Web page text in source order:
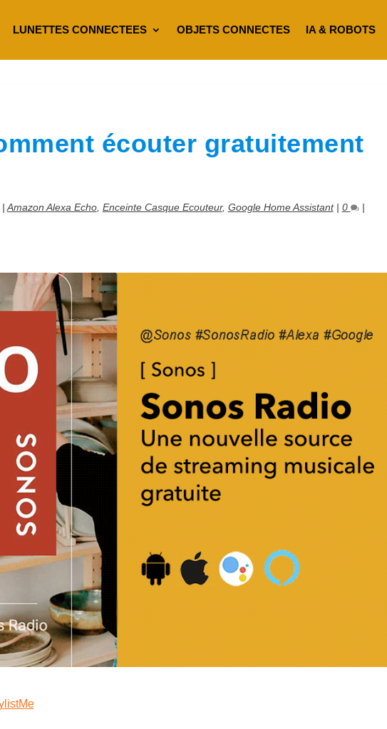
LUNETTES CONNECTEES OBJETS CONNECTES IA & ROBOTS
écouter gratuitement
Amazon Alexa Echo, Enceinte Casque Ecouteur, Google Home Assistant| 0 |